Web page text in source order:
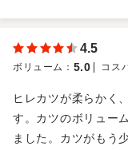
4.5
ボリューム ： 5.0 コス
ヒレカツが柔らかく
す。カツのボリュー
ました。カツがもう